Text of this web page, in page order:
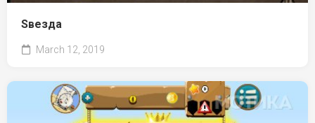
Ѕвезда
March 12, 2019